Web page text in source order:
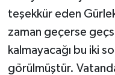
teşekkür eden
zaman geçerse
kalmayacağı bu iki
görülmüştür.